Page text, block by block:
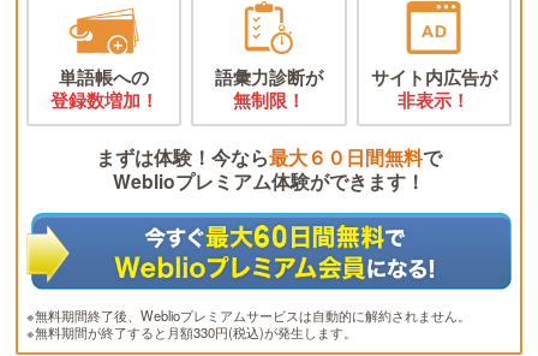
単語帳への
登録数増加！
語彙力診断が
無制限！
サイト内広告が
非表示！
まずは体験！今なら最大６０日間無料で
Weblioプレミアム体験ができます！
※無料期間終了後、Weblioプレミアムサービスは自動的に解約されません。
※無料期間が終了すると月額330円(税込)が発生します。